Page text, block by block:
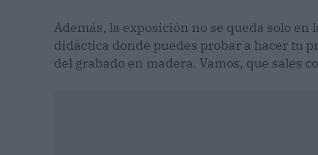
Además, la exposición no se queda solo
didáctica donde puedes probar a hacer tu
del grabado en madera. Vamos, que sales